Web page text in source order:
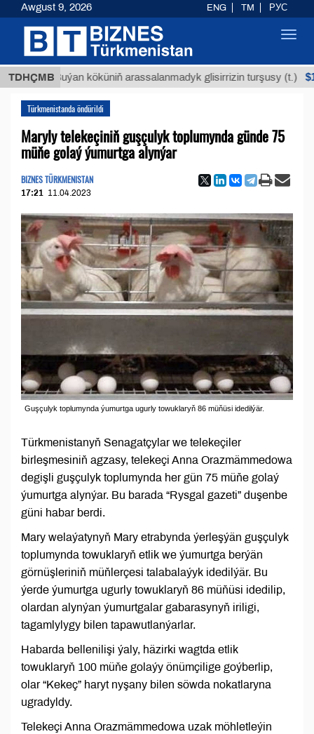
TDHÇMB
Buýan köküniň arassalanmadyk glisirrizin turşusy (t.)
Türkmenistanda öndürildi
Maryly telekeçiniň guşçulyk toplumynda günde 75
müňe golaý ýumurtga alynýar
BIZNES TÜRKMENISTAN
17:21 11.04.2023
Guşçulyk toplumynda ýumurtga ugurly towuklaryň 86 müňüsi idedilýär.
Türkmenistanyň Senagatçylar we telekeçiler
birleşmesiniň agzasy, telekeçi Anna Orazmämmedowa
degişli guşçulyk toplumynda her gün 75 müňe golaý
ýumurtga alynýar. Bu barada “Rysgal gazeti” duşenbe
güni habar berdi.
Mary welaýatynyň Mary etrabynda ýerleşýän guşçulyk
toplumynda towuklaryň etlik we ýumurtga berýän
görnüşleriniň müňlerçesi talabalaýyk idedilýär. Bu
ýerde ýumurtga ugurly towuklaryň 86 müňüsi idedilip,
olardan alynýan ýumurtgalar gabarasynyň iriligi,
tagamlylygy bilen tapawutlanýarlar.
Habarda bellenilişi ýaly, häzirki wagtda etlik
towuklaryň 100 müňe golaýy önümçilige goýberlip,
olar “Kekeç” haryt nyşany bilen söwda nokatlaryna
ugradyldy.
Telekeçi Anna Orazmämmedowa uzak möhletleýin
Awgust 9, 2026 ENG TM РУС